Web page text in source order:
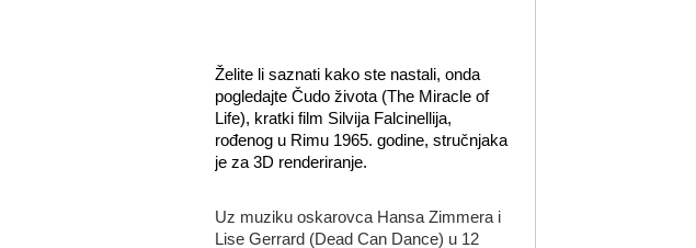
Želite li saznati kako ste nastali, onda
pogledajte Čudo života (The Miracle of
Life), kratki film Silvija Falcinellija,
rođenog u Rimu 1965. godine, stručnjaka
je za 3D renderiranje.
Uz muziku oskarovca Hansa Zimmera i
Lise Gerrard (Dead Can Dance) u 12